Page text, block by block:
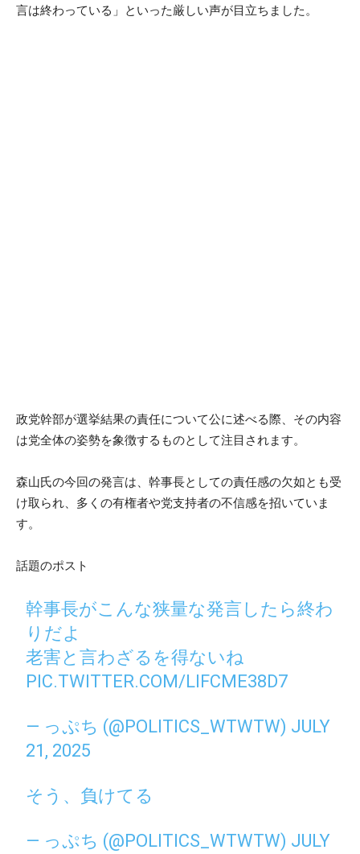
言は終わっている」といった厳しい声が目立ちました。
政党幹部が選挙結果の責任について公に述べる際、その内容
は党全体の姿勢を象徴するものとして注目されます。
森山氏の今回の発言は、幹事長としての責任感の欠如とも受
け取られ、多くの有権者や党支持者の不信感を招いていま
す。
話題のポスト
幹事長がこんな狭量な発言したら終わ
りだよ
老害と言わざるを得ないね
PIC.TWITTER.COM/LIFCME38D7
— っぷち (@POLITICS_WTWTW) JULY
21, 2025
そう、負けてる
— っぷち (@POLITICS_WTWTW) JULY